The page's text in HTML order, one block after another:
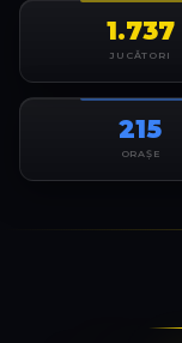
1.737
JUCĂTORI
215
ORAȘE